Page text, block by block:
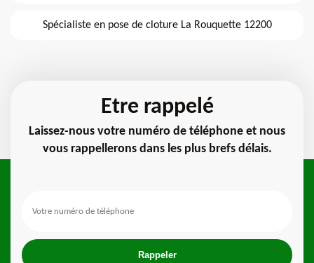
Spécialiste en pose de cloture La Rouquette 12200
Etre rappelé
Laissez-nous votre numéro de téléphone et nous
vous rappellerons dans les plus brefs délais.